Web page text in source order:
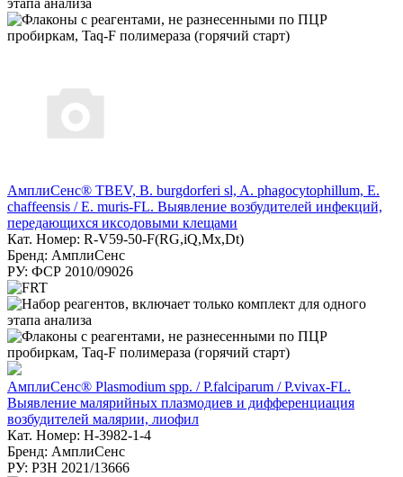
АмплиСенс® TBEV, B. burgdorferi sl, A. phagocytophillum, E.
chaffeensis / E. muris-FL. Выявление возбудителей инфекций,
передающихся иксодовыми клещами
Кат. Номер: R-V59-50-F(RG,iQ,Mx,Dt)
Бренд: АмплиСенс
РУ: ФСР 2010/09026
АмплиСенс® Plasmodium spp. / P.falciparum / P.vivax-FL.
Выявление малярийных плазмодиев и дифференциация
возбудителей малярии, лиофил
Кат. Номер: H-3982-1-4
Бренд: АмплиСенс
РУ: РЗН 2021/13666